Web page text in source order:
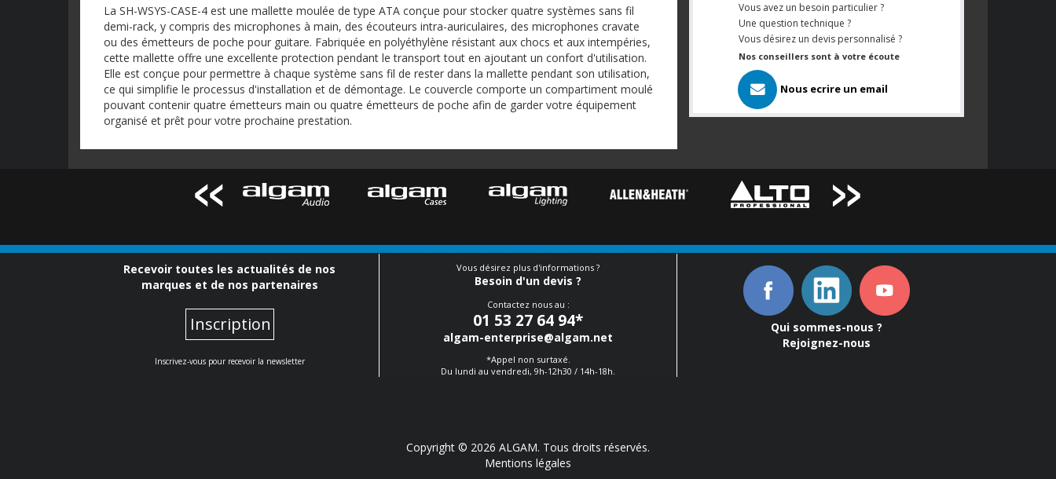
La SH-WSYS-CASE-4 est une mallette moulée de type ATA conçue pour stocker quatre systèmes sans fil
demi-rack, y compris des microphones à main, des écouteurs intra-auriculaires, des microphones cravate
ou des émetteurs de poche pour guitare. Fabriquée en polyéthylène résistant aux chocs et aux intempéries,
cette mallette offre une excellente protection pendant le transport tout en ajoutant un confort d'utilisation.
Elle est conçue pour permettre à chaque système sans fil de rester dans la mallette pendant son utilisation,
ce qui simplifie le processus d'installation et de démontage. Le couvercle comporte un compartiment moulé
pouvant contenir quatre émetteurs main ou quatre émetteurs de poche afin de garder votre équipement
organisé et prêt pour votre prochaine prestation.
Vous avez un besoin particulier ?
Une question technique ?
Vous désirez un devis personnalisé ?
Nos conseillers sont à votre écoute
Nous ecrire un email
Recevoir toutes les actualités de nos
marques et de nos partenaires
Inscription
Inscrivez-vous pour recevoir la newsletter
Vous désirez plus d'informations ?
Besoin d'un devis ?
Contactez nous au :
01 53 27 64 94*
algam-enterprise@algam.net
*Appel non surtaxé.
Du lundi au vendredi, 9h-12h30 / 14h-18h.
Qui sommes-nous ?
Rejoignez-nous
Copyright © 2026 ALGAM. Tous droits réservés.
Mentions légales